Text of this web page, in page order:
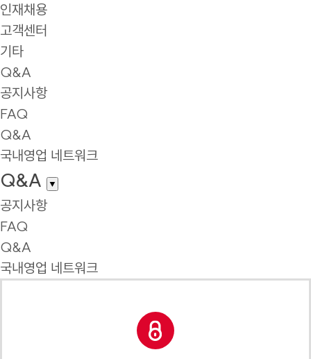
인재채용
고객센터
기타
Q&A
공지사항
FAQ
Q&A
국내영업 네트워크
Q&A ▼
공지사항
FAQ
Q&A
국내영업 네트워크